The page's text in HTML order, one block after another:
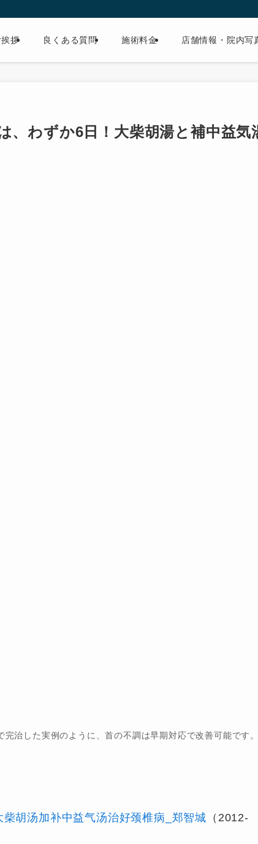
拶 良くある質問 施術料金 店舗情報・院内写
、わずか6日！大柴胡湯と補中益気
治した実例のように、首の不調は早期対応で改善可能です
柴胡汤加补中益气汤治好颈椎病_郑智城 （2012-